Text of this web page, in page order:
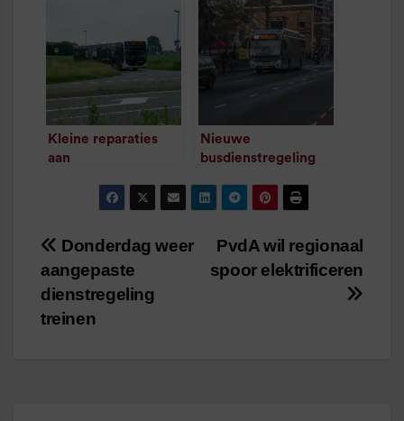
Kleine reparaties
aan
minuut leestijd
Nieuwe
busdienstregeling
aanpassingen
vastgesteld
Bericht
navigatie
PvdA wil regionaal
spoor elektrificeren
Donderdag weer
aangepaste
dienstregeling
treinen